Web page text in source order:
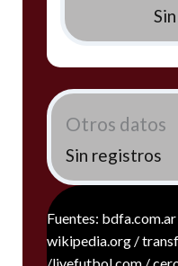
Otros datos
Sin registros
Fuentes:
wikipedia.org /